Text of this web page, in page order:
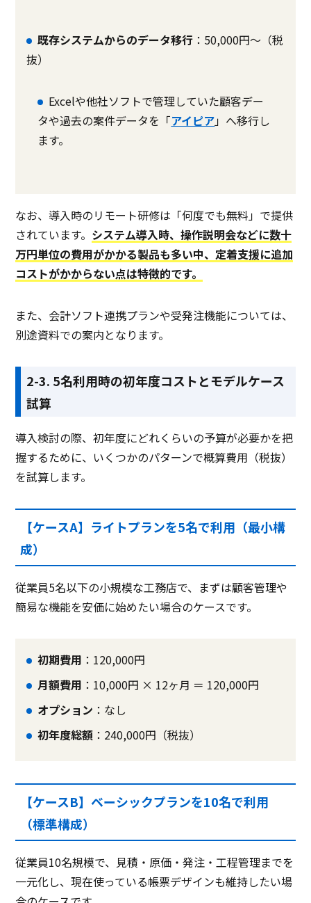
既存システムからのデータ移行 ：50,000円〜（税
抜）
Excelや他社ソフトで管理していた顧客デー
タや過去の案件データを「アイピア」へ移行し
ます。
なお、導入時のリモート研修は「何度でも無料」で提供
されています。 システム導入時、操作説明会などに数十
万円単位の費用がかかる製品も多い中、定着支援に追加
コストがかからない点は特徴的です。
また、会計ソフト連携プランや受発注機能については、
別途資料での案内となります。
2-3. 5名利用時の初年度コストとモデルケース
試算
導入検討の際、初年度にどれくらいの予算が必要かを把
握するために、いくつかのパターンで概算費用（税抜）
を試算します。
【ケースA】ライトプランを5名で利用（最小構
成）
従業員5名以下の小規模な工務店で、まずは顧客管理や
簡易な機能を安価に始めたい場合のケースです。
初期費用 ：120,000円
月額費用 ：10,000円 × 12ヶ月 ＝ 120,000円
オプション ：なし
初年度総額 ：240,000円（税抜）
【ケースB】ベーシックプランを10名で利用
（標準構成）
従業員10名規模で、見積・原価・発注・工程管理までを
一元化し、現在使っている帳票デザインも維持したい場